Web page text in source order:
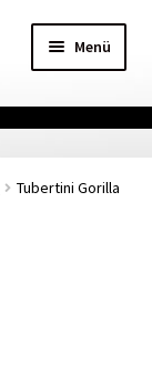
Menü
Tubertini Gorilla